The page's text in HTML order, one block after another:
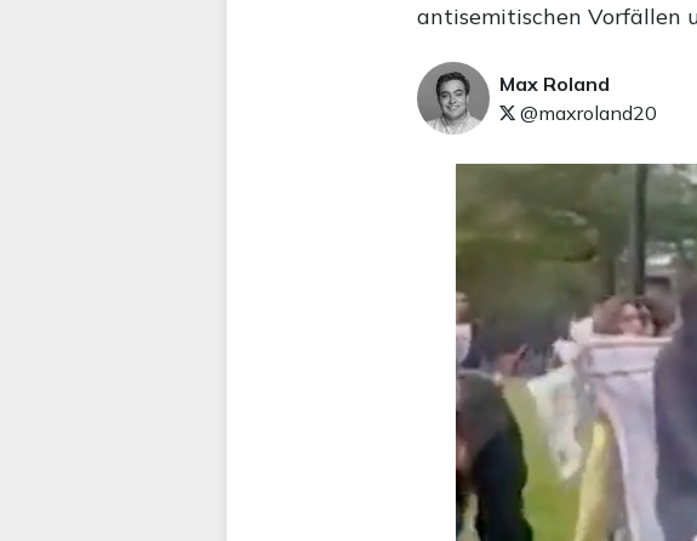
antisemitischen Vorfällen
Max Roland
@maxroland20